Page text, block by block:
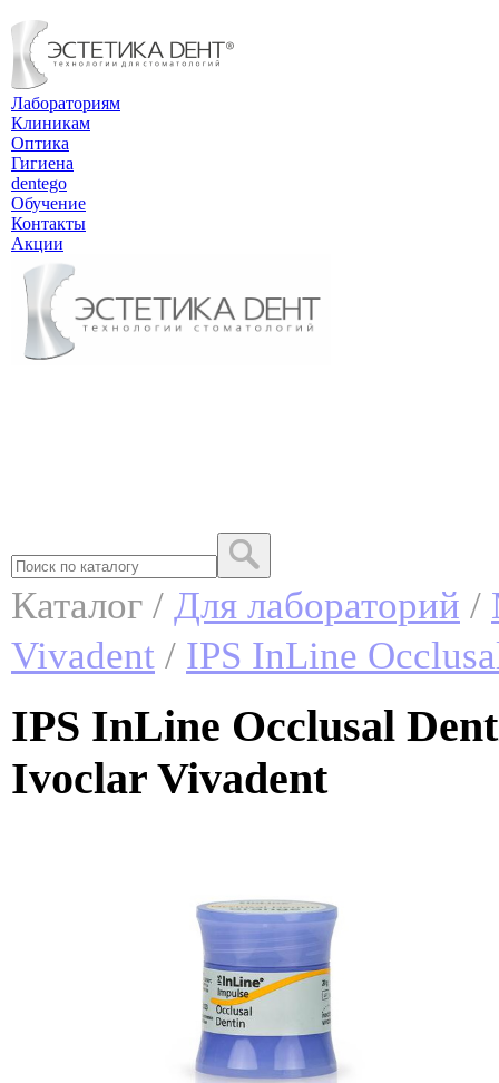
Лабораториям
Клиникам
Оптика
Гигиена
dentego
Обучение
Контакты
Акции
Каталог / Для лабораторий /
Vivadent / IPS InLine
IPS InLine Occlusal
Ivoclar Vivadent